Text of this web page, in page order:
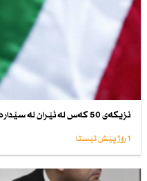
نزیكەی 50 كەس لە ئێران لە سێدارە دراون
1 رۆژ پێش ئێستا